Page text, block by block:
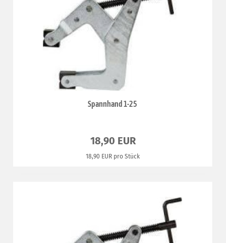
Spannhand 1-25
18,90 EUR
18,90 EUR pro Stück